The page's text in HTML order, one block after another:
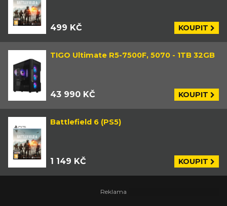
499 KČ KOUPIT
TIGO Ultimate R5-7500F, 5070 - 1TB 32GB
43 990 KČ KOUPIT
Battlefield 6 (PS5)
1 149 KČ KOUPIT